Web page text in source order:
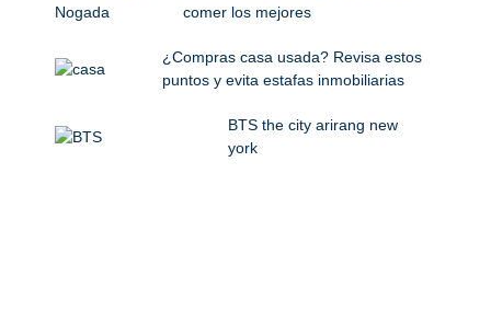
comer los mejores
¿Compras casa usada? Revisa estos
puntos y evita estafas inmobiliarias
BTS the city arirang new
york